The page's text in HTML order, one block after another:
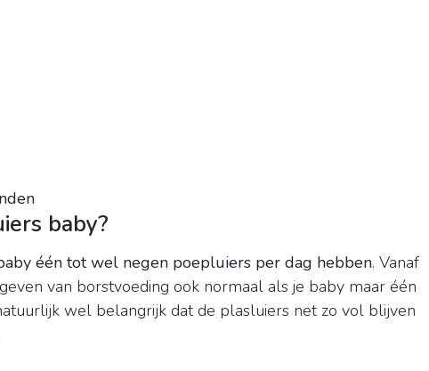
baby?
één tot wel negen poepluiers per dag hebben. Vanaf
van borstvoeding ook normaal als je baby maar één
wel belangrijk dat de plasluiers net zo vol blijven